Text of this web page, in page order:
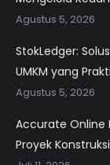
Agustus 5, 2026
StokLedger:
UMKM yang
Agustus 5, 2026
Accurate Online
Proyek